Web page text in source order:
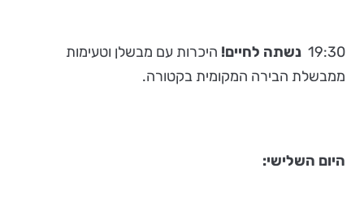
19:30 נשתה לחיים! היכרות עם מבשלן וטעימות
ממבשלת הבירה המקומית בקטורה.
היום השלישי: